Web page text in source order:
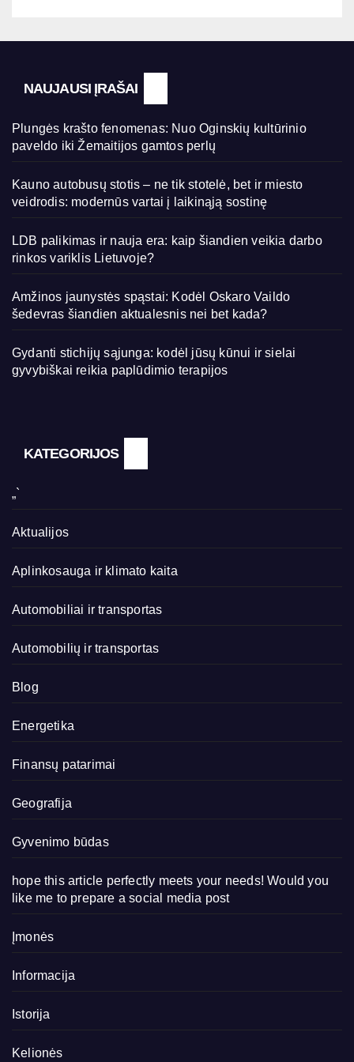
NAUJAUSI ĮRAŠAI
Plungės krašto fenomenas: Nuo Oginskių kultūrinio
paveldo iki Žemaitijos gamtos perlų
Kauno autobusų stotis – ne tik stotelė, bet ir miesto
veidrodis: modernūs vartai į laikinąją sostinę
LDB palikimas ir nauja era: kaip šiandien veikia darbo
rinkos variklis Lietuvoje?
Amžinos jaunystės spąstai: Kodėl Oskaro Vaildo
šedevras šiandien aktualesnis nei bet kada?
Gydanti stichijų sąjunga: kodėl jūsų kūnui ir sielai
gyvybiškai reikia paplūdimio terapijos
KATEGORIJOS
„`
Aktualijos
Aplinkosauga ir klimato kaita
Automobiliai ir transportas
Automobilių ir transportas
Blog
Energetika
Finansų patarimai
Geografija
Gyvenimo būdas
hope this article perfectly meets your needs! Would you
like me to prepare a social media post
Įmonės
Informacija
Istorija
Kelionės